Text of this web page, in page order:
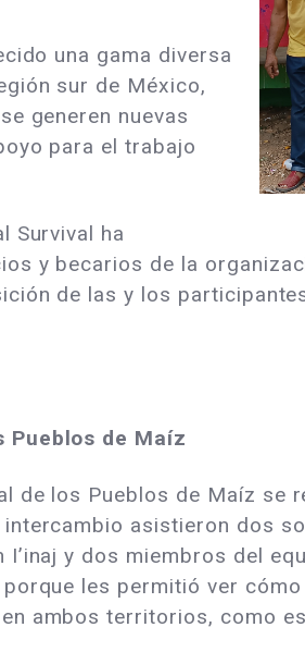
una gama diversa
sur de México,
generen nuevas
para el trabajo
Survival ha
y becarios de la
de las y los
de Maíz
de los Pueblos de Maíz
asistieron dos
I’inaj y dos miembros del
les permitió ver
ambos territorios, como